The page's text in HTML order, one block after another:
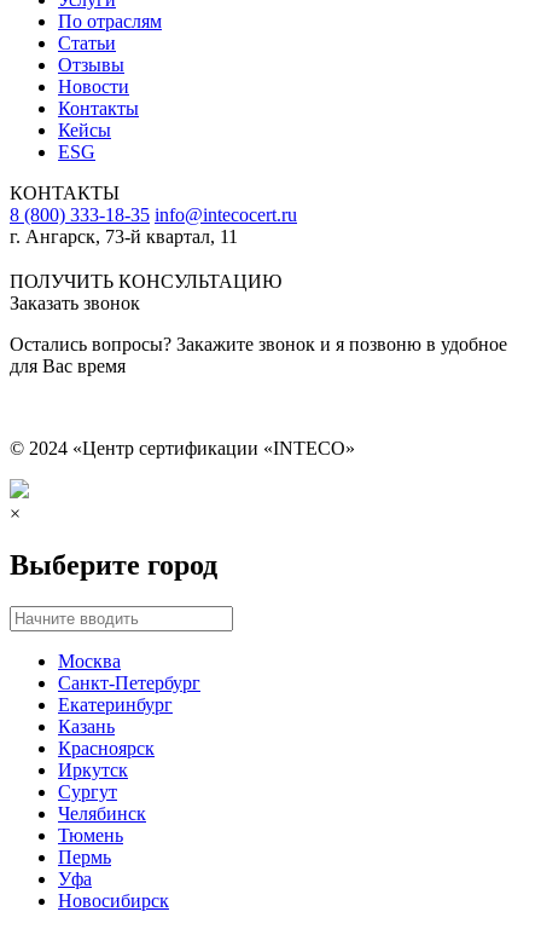
По отраслям
Статьи
Отзывы
Новости
Контакты
Кейсы
ESG
КОНТАКТЫ
8 (800) 333-18-35 info@intecocert.ru
г. Ангарск, 73-й квартал, 11
ПОЛУЧИТЬ КОНСУЛЬТАЦИЮ
Заказать звонок
Остались вопросы? Закажите звонок и я позвоню в удобное
для Вас время
© 2024 «Центр сертификации «INTECO»
×
Выберите город
Москва
Санкт-Петербург
Екатеринбург
Казань
Красноярск
Иркутск
Сургут
Челябинск
Тюмень
Пермь
Уфа
Новосибирск